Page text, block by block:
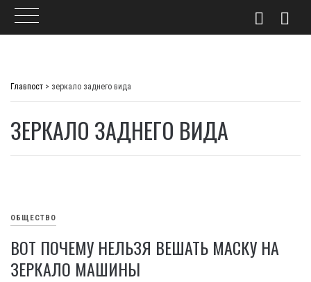
Главпост > зеркало заднего вида
ЗЕРКАЛО ЗАДНЕГО ВИДА
ОБЩЕСТВО
ВОТ ПОЧЕМУ НЕЛЬЗЯ ВЕШАТЬ МАСКУ НА
ЗЕРКАЛО МАШИНЫ